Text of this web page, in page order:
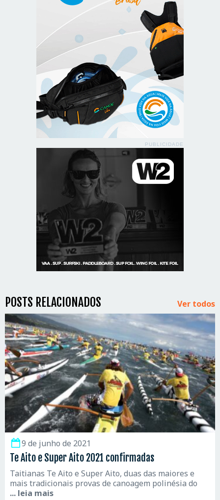
PUBLICIDADE
POSTS RELACIONADOS Ver todos
9 de junho de 2021
Te Aito e Super Aito 2021 confirmadas
Taitianas Te Aito e Super Aito, duas das maiores e
mais tradicionais provas de canoagem polinésia do
... leia mais